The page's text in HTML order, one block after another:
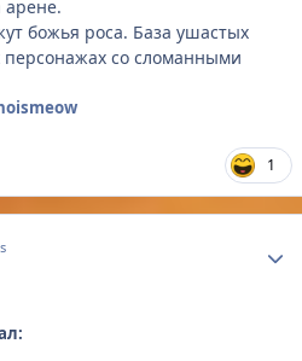
арене.
божья роса. База ушастых
со сломанными
1